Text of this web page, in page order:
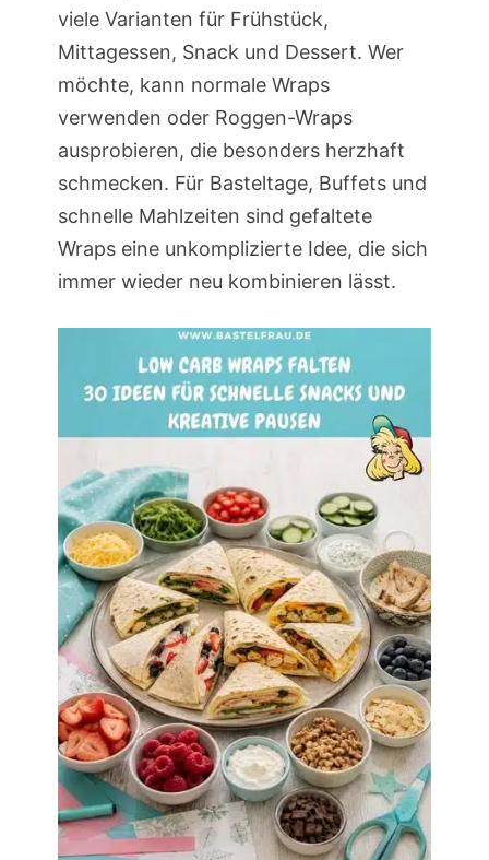
viele Varianten für Frühstück,
Mittagessen, Snack und Dessert. Wer
möchte, kann normale Wraps
verwenden oder Roggen-Wraps
ausprobieren, die besonders herzhaft
schmecken. Für Basteltage, Buffets und
schnelle Mahlzeiten sind gefaltete
Wraps eine unkomplizierte Idee, die sich
immer wieder neu kombinieren lässt.